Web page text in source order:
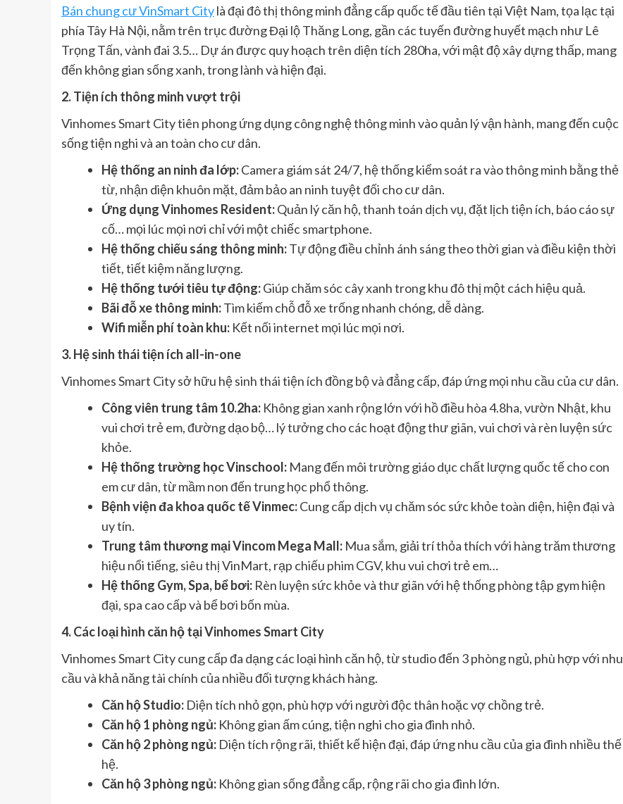
Bán chung cư VinSmart Citylà đại đô thị thông minh đẳng cấp quốc tế đầu tiên tại Việt Nam, tọa lạc tại
phía Tây Hà Nội, nằm trên trục đường Đại lộ Thăng Long, gần các tuyến đường huyết mạch như Lê
Trọng Tấn, vành đai 3.5… Dự án được quy hoạch trên diện tích 280ha, với mật độ xây dựng thấp, mang
đến không gian sống xanh, trong lành và hiện đại.
2. Tiện ích thông minh vượt trội
Vinhomes Smart City tiên phong ứng dụng công nghệ thông minh vào quản lý vận hành, mang đến cuộc
sống tiện nghi và an toàn cho cư dân.
Hệ thống an ninh đa lớp:Camera giám sát 24/7, hệ thống kiểm soát ra vào thông minh bằng thẻ
từ, nhận diện khuôn mặt, đảm bảo an ninh tuyệt đối cho cư dân.
Ứng dụng Vinhomes Resident:Quản lý căn hộ, thanh toán dịch vụ, đặt lịch tiện ích, báo cáo sự
cố… mọi lúc mọi nơi chỉ với một chiếc smartphone.
Hệ thống chiếu sáng thông minh:Tự động điều chỉnh ánh sáng theo thời gian và điều kiện thời
tiết, tiết kiệm năng lượng.
Hệ thống tưới tiêu tự động:Giúp chăm sóc cây xanh trong khu đô thị một cách hiệu quả.
Bãi đỗ xe thông minh:Tìm kiếm chỗ đỗ xe trống nhanh chóng, dễ dàng.
Wifi miễn phí toàn khu: Kết nối internet mọi lúc mọi nơi.
3. Hệ sinh thái tiện ích all-in-one
Vinhomes Smart City sở hữu hệ sinh thái tiện ích đồng bộ và đẳng cấp, đáp ứng mọi nhu cầu của cư dân.
Công viên trung tâm 10.2ha: Không gian xanh rộng lớn với hồ điều hòa 4.8ha, vườn Nhật, khu
vui chơi trẻ em, đường dạo bộ… lý tưởng cho các hoạt động thư giãn, vui chơi và rèn luyện sức
khỏe.
Hệ thống trường học Vinschool: Mang đến môi trường giáo dục chất lượng quốc tế cho con
em cư dân, từ mầm non đến trung học phổ thông.
Bệnh viện đa khoa quốc tế Vinmec:Cung cấp dịch vụ chăm sóc sức khỏe toàn diện, hiện đại và
uy tín.
Trung tâm thương mại Vincom Mega Mall: Mua sắm, giải trí thỏa thích với hàng trăm thương
hiệu nổi tiếng, siêu thị VinMart, rạp chiếu phim CGV, khu vui chơi trẻ em…
Hệ thống Gym, Spa, bể bơi: Rèn luyện sức khỏe và thư giãn với hệ thống phòng tập gym hiện
đại, spa cao cấp và bể bơi bốn mùa.
4. Các loại hình căn hộ tại Vinhomes Smart City
Vinhomes Smart City cung cấp đa dạng các loại hình căn hộ, từ studio đến 3 phòng ngủ, phù hợp với nhu
cầu và khả năng tài chính của nhiều đối tượng khách hàng.
Căn hộ Studio: Diện tích nhỏ gọn, phù hợp với người độc thân hoặc vợ chồng trẻ.
Căn hộ 1 phòng ngủ: Không gian ấm cúng, tiện nghi cho gia đình nhỏ.
Căn hộ 2 phòng ngủ: Diện tích rộng rãi, thiết kế hiện đại, đáp ứng nhu cầu của gia đình nhiều thế
hệ.
Căn hộ 3 phòng ngủ: Không gian sống đẳng cấp, rộng rãi cho gia đình lớn.